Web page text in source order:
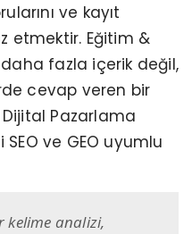
ve kayıt
etmektir. Eğitim &
daha fazla içerik değil,
cevap veren bir
Pazarlama
ve GEO uyumlu
kelime analizi,